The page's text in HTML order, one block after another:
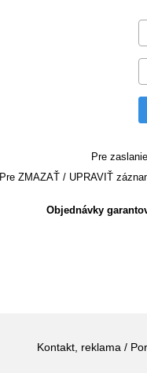
Pre
Pre ZMAZAŤ / UPRAVIŤ
Objednávky
Kontakt, reklama /